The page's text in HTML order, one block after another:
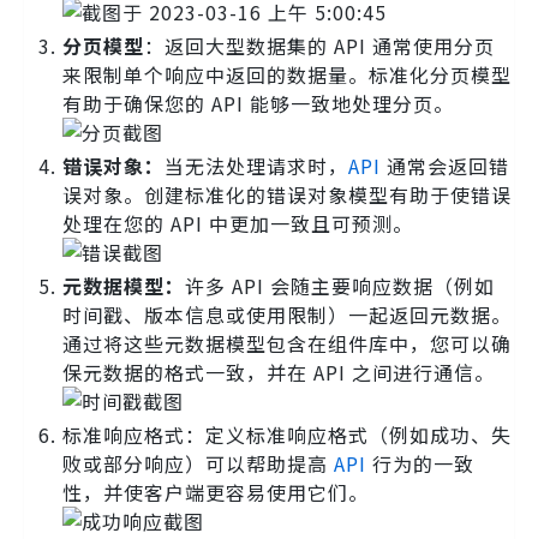
分页模型：返回大型数据集的 API 通常使用分页
来限制单个响应中返回的数据量。标准化分页模型
有助于确保您的 API 能够一致地处理分页。
错误对象： 当无法处理请求时， API 通常会返回错
误对象。创建标准化的错误对象模型有助于使错误
处理在您的 API 中更加一致且可预测。
元数据模型： 许多 API 会随主要响应数据（例如
时间戳、版本信息或使用限制）一起返回元数据。
通过将这些元数据模型包含在组件库中，您可以确
保元数据的格式一致，并在 API 之间进行通信。
标准响应格式：定义标准响应格式（例如成功、失
败或部分响应）可以帮助提高 API 行为的一致
性，并使客户端更容易使用它们。